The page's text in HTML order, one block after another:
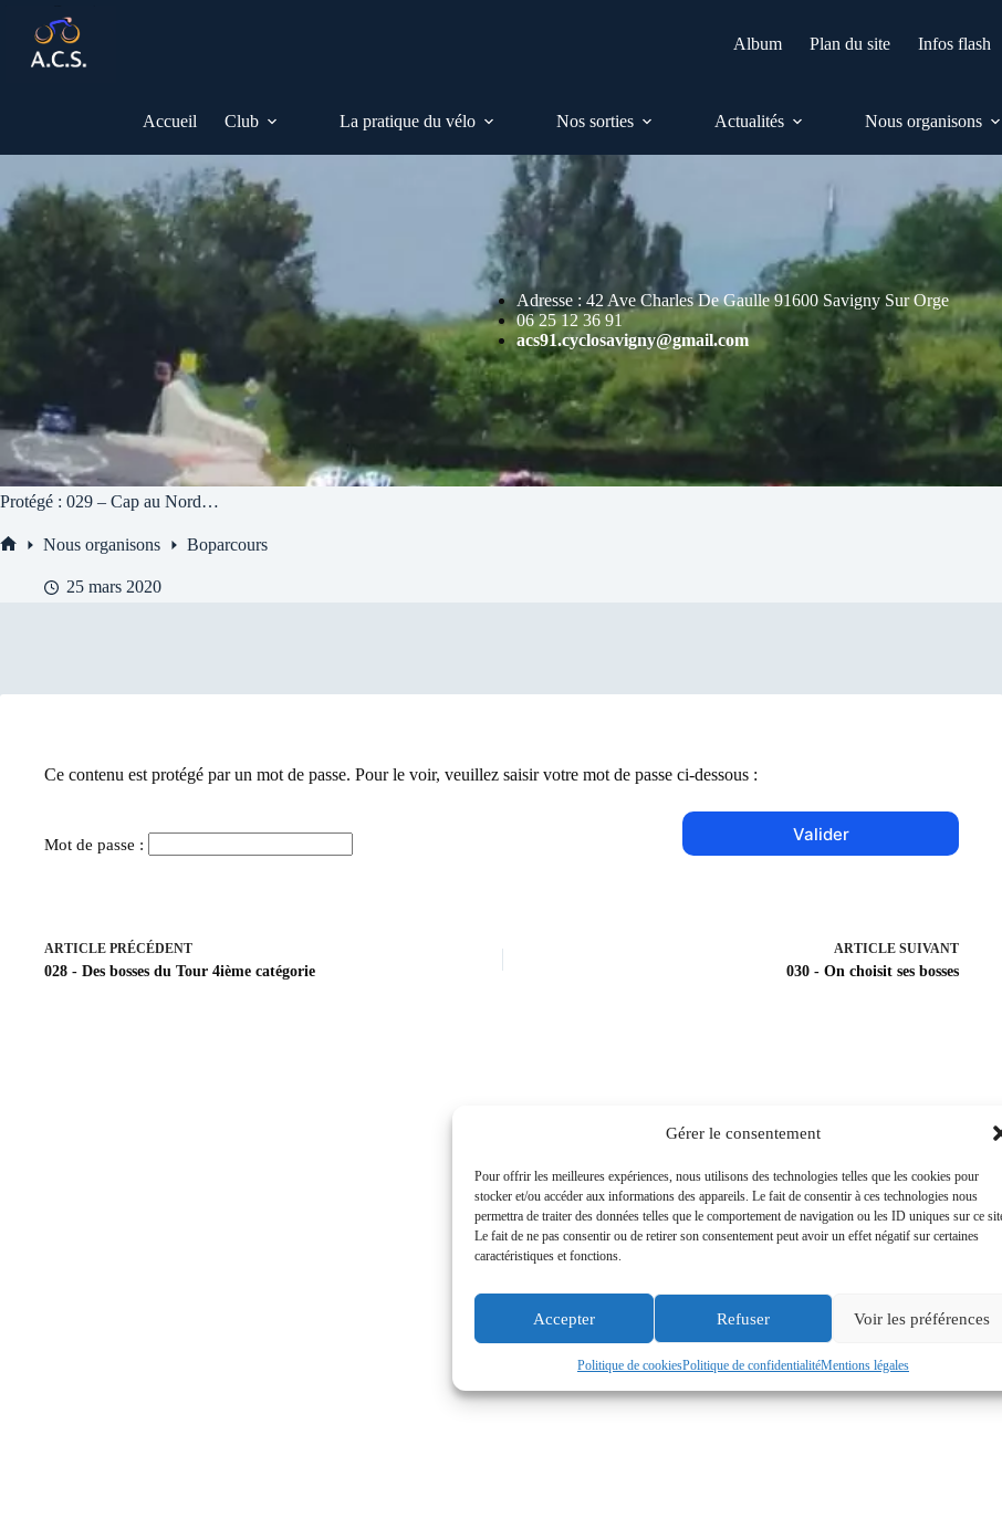
Gérer le consentement
Pour offrir les meilleures expériences, nous utilisons des technologies telles que les cookies pour
stocker et/ou accéder aux informations des appareils. Le fait de consentir à ces technologies nous
permettra de traiter des données telles que le comportement de navigation ou les ID uniques sur ce
Le fait de ne pas consentir ou de retirer son consentement peut avoir un effet négatif sur certaines
caractéristiques et fonctions.
Accepter Refuser Voir les préférences
Politique de cookiesPolitique de confidentialitéMentions légales
contenu
Album Plan du site Infos flash
Accueil Club La pratique du vélo Nos sorties Actualités Nous organisons
Adresse : 42 Ave Charles De Gaulle 91600 Savigny Sur Orge
06 25 12 36 91
acs91.cyclosavigny@gmail.com
Protégé : 029 – Cap au Nord…
Nous organisons Boparcours
25 mars 2020
Ce contenu est protégé par un mot de passe. Pour le voir, veuillez saisir votre mot de passe ci-dessous :
Mot de passe :
ARTICLE PRÉCÉDENT
028 - Des bosses du Tour 4ième catégorie
ARTICLE SUIVANT
030 - On choisit ses bosses